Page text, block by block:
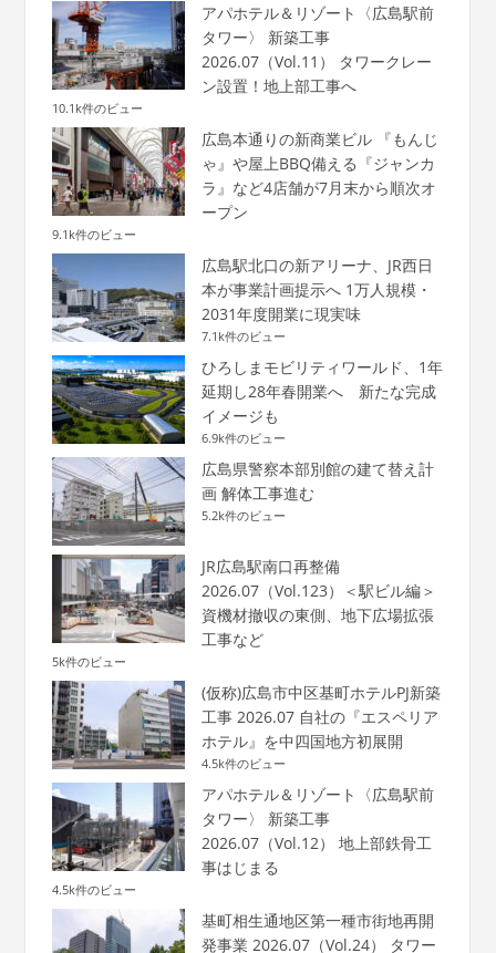
アパホテル＆リゾート〈広島駅前
タワー〉 新築工事
2026.07（Vol.11） タワークレー
ン設置！地上部工事へ
10.1k件のビュー
広島本通りの新商業ビル 『もんじ
ゃ』や屋上BBQ備える『ジャンカ
ラ』など4店舗が7月末から順次オ
ープン
9.1k件のビュー
広島駅北口の新アリーナ、JR西日
本が事業計画提示へ 1万人規模・
2031年度開業に現実味
7.1k件のビュー
ひろしまモビリティワールド、1年
延期し28年春開業へ 新たな完成
イメージも
6.9k件のビュー
広島県警察本部別館の建て替え計
画 解体工事進む
5.2k件のビュー
JR広島駅南口再整備
2026.07（Vol.123）＜駅ビル編＞
資機材撤収の東側、地下広場拡張
工事など
5k件のビュー
(仮称)広島市中区基町ホテルPJ新築
工事 2026.07 自社の『エスペリア
ホテル』を中四国地方初展開
4.5k件のビュー
アパホテル＆リゾート〈広島駅前
タワー〉 新築工事
2026.07（Vol.12） 地上部鉄骨工
事はじまる
4.5k件のビュー
基町相生通地区第一種市街地再開
発事業 2026.07（Vol.24） タワー